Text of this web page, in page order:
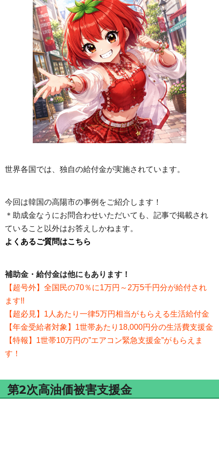
世界各国では、独自の給付金が実施されています。
今回は韓国の高陽市の事例をご紹介します！
＊助成金なうにお問合わせいただいても、記事で掲載され
ていること以外はお答えしかねます。
よくあるご質問はこちら
補助金・給付金は他にもあります！
【超号外】全国民の70％に1万円～2万5千円分が給付され
ます!!
【超必見】1人あたり一律5万円相当がもらえる生活給付金
【年金受給者対象】1世帯あたり18,000円分の生活費支援金
【特報】1世帯10万円の”エアコン緊急支援金”がもらえま
す！
第2次高油価被害支援金